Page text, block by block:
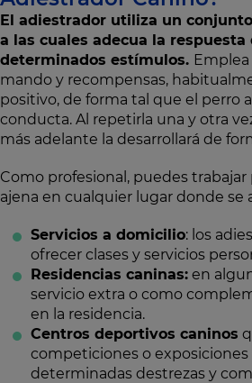
El adiestrador utiliza un
a las cuales adecua la
determinados estímulos.
mando y recompensas,
positivo, de forma tal que el perro
conducta. Al repetirla una y otra
más adelante la desarrollará de
Como profesional, puedes
ajena en cualquier lugar donde se
Servicios a domicilio: los
ofrecer clases y servicios
Residencias caninas: en
servicio extra o como
en la residencia.
Centros deportivos caninos
competiciones o exposiciones
determinadas destrezas y